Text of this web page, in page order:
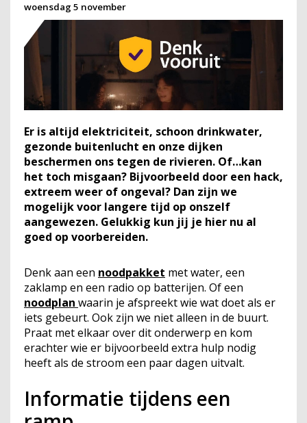
woensdag 5 november
Er is altijd elektriciteit, schoon drinkwater,
gezonde buitenlucht en onze dijken
beschermen ons tegen de rivieren. Of…kan
het toch misgaan? Bijvoorbeeld door een hack,
extreem weer of ongeval? Dan zijn we
mogelijk voor langere tijd op onszelf
aangewezen. Gelukkig kun jij je hier nu al
goed op voorbereiden.
Denk aan een noodpakket met water, een
zaklamp en een radio op batterijen. Of een
noodplan waarin je afspreekt wie wat doet als er
iets gebeurt. Ook zijn we niet alleen in de buurt.
Praat met elkaar over dit onderwerp en kom
erachter wie er bijvoorbeeld extra hulp nodig
heeft als de stroom een paar dagen uitvalt.
Informatie tijdens een